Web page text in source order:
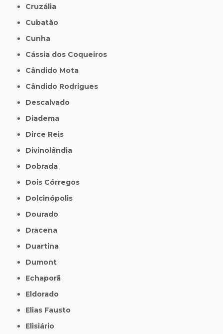
Cruzália
Cubatão
Cunha
Cássia dos Coqueiros
Cândido Mota
Cândido Rodrigues
Descalvado
Diadema
Dirce Reis
Divinolândia
Dobrada
Dois Córregos
Dolcinópolis
Dourado
Dracena
Duartina
Dumont
Echaporã
Eldorado
Elias Fausto
Elisiário